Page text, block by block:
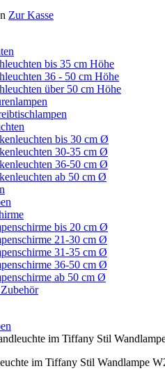
Zur Kasse
bis 35 cm Höhe
36 - 50 cm Höhe
über 50 cm Höhe
bis 30 cm Ø
30-35 cm Ø
36-50 cm Ø
ab 50 cm Ø
bis 20 cm Ø
21-30 cm Ø
31-35 cm Ø
36-50 cm Ø
ab 50 cm Ø
im Tiffany Stil